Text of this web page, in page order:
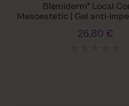
Blemiderm® Local
Mesoestetic | Gel anti-
26,80 €